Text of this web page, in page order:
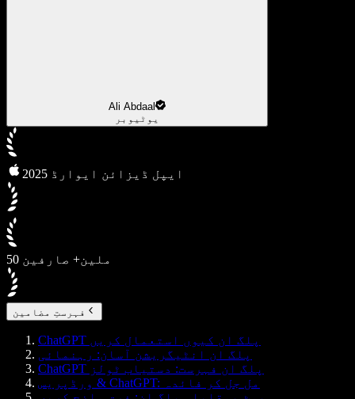
Ali Abdaal
یوٹیوبر
2025 ایپل ڈیزائن ایوارڈ
50 ملین+ صارفین
فہرستِ مضامین
ChatGPT پلگ ان کیوں استعمال کریں
پلگ ان انٹیگریشن آسان: رہنمائی
ChatGPT پلگ ان فہرست: دستیاب ٹولز
ورڈپریس & ChatGPT: مل جل کر فائدہ